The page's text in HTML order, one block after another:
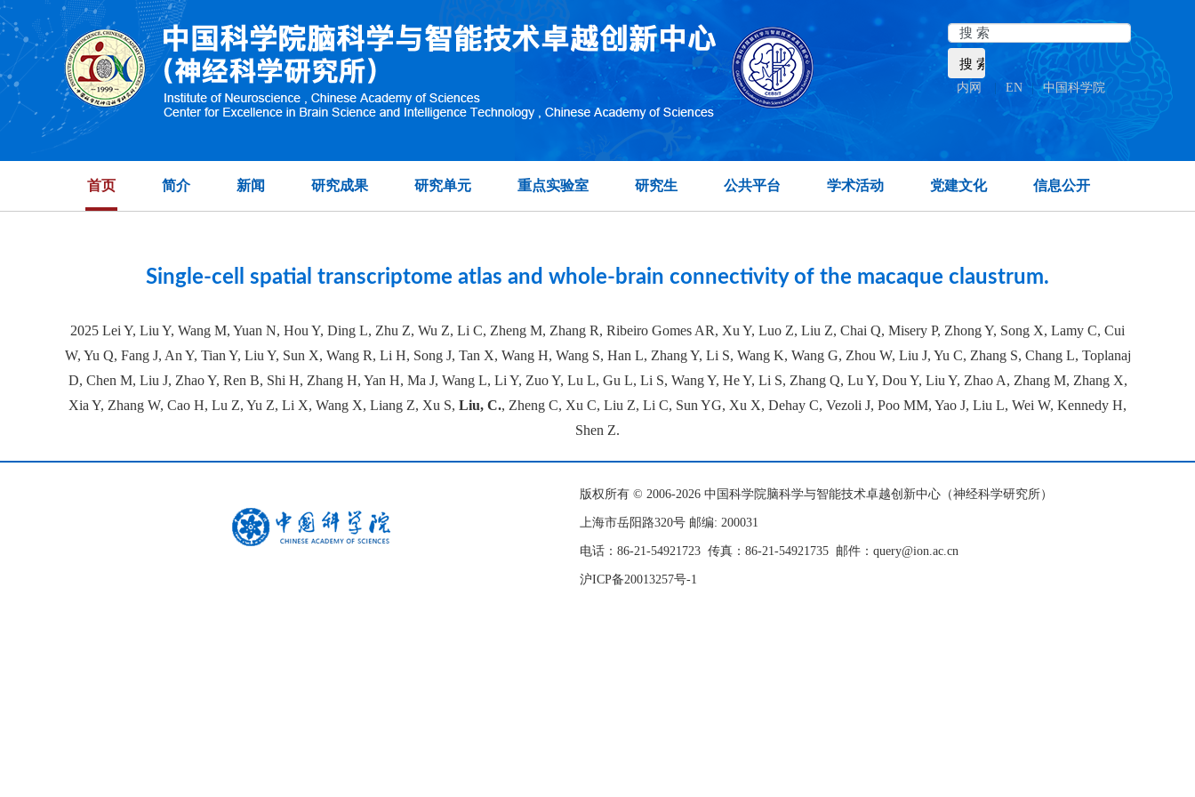
内网 EN | 中国科学院
首页 简介 新闻 研究成果 研究单元 重点实验室 研究生 公共平台 学术活动 党建文化 信息公开
A small-molecule screen identifies novel aging modulators by targeting 5-HT/DA signaling pathway
Single-cell spatial transcriptome atlas and whole-brain connectivity of the macaque claustrum.
2025 Lei Y, Liu Y, Wang M, Yuan N, Hou Y, Ding L, Zhu Z, Wu Z, Li C, Zheng M, Zhang R, Ribeiro Gomes AR, Xu Y, Luo Z, Liu Z, Chai Q, Misery P, Zhong Y, Song X, Lamy C, Cui
W, Yu Q, Fang J, An Y, Tian Y, Liu Y, Sun X, Wang R, Li H, Song J, Tan X, Wang H, Wang S, Han L, Zhang Y, Li S, Wang K, Wang G, Zhou W, Liu J, Yu C, Zhang S, Chang L, Toplanaj
D, Chen M, Liu J, Zhao Y, Ren B, Shi H, Zhang H, Yan H, Ma J, Wang L, Li Y, Zuo Y, Lu L, Gu L, Li S, Wang Y, He Y, Li S, Zhang Q, Lu Y, Dou Y, Liu Y, Zhao A, Zhang M, Zhang X,
Xia Y, Zhang W, Cao H, Lu Z, Yu Z, Li X, Wang X, Liang Z, Xu S, Liu, C., Zheng C, Xu C, Liu Z, Li C, Sun YG, Xu X, Dehay C, Vezoli J, Poo MM, Yao J, Liu L, Wei W, Kennedy H,
Shen Z.
版权所有 © 2006-2026 中国科学院脑科学与智能技术卓越创新中心（神经科学研究所）
上海市岳阳路320号 邮编: 200031
电话：86-21-54921723 传真：86-21-54921735 邮件：query@ion.ac.cn
沪ICP备20013257号-1